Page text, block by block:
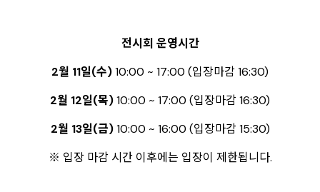
전시회 운영시간
2월 11일(수)10:00 ~ 17:00 (입장마감 16:30)
2월 12일(목)10:00 ~ 17:00 (입장마감 16:30)
2월 13일(금)10:00 ~ 16:00 (입장마감 15:30)
※ 입장 마감 시간 이후에는 입장이 제한됩니다.